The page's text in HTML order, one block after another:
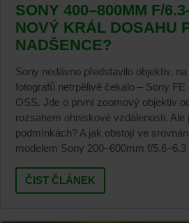
SONY 400–800MM F/
NOVÝ KRÁL DOSAHU
NADŠENCE?
Sony nedávno představilo objektiv,
fotografů netrpělivě čekalo – Sony
OSS. Jde o první zoomový objektiv
rozsahem ohniskové vzdálenosti.
podmínkách? A jak obstojí ve
modelem Sony 200–600mm f/
ČIST ČLÁNEK